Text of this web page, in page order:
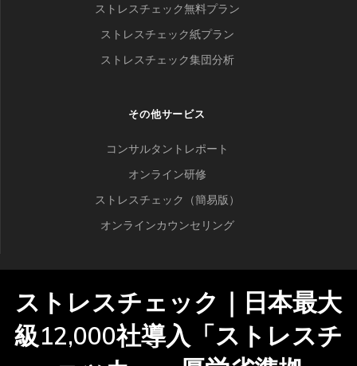
ストレスチェック無料プラン
ストレスチェック紙プラン
ストレスチェック集団分析
その他サービス
コンサルタントレポート
オンライン研修
ストレスチェック（簡易版）
オンラインカウンセリング
ストレスチェック｜日本最大
級12,000社導入「ストレスチ